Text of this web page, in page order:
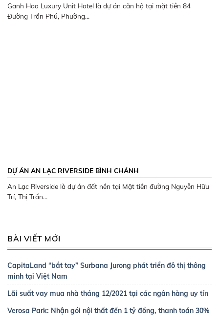
Ganh Hao Luxury Unit Hotel là dự án căn hộ tại mặt tiền 84
Đường Trần Phú, Phường...
DỰ ÁN AN LẠC RIVERSIDE BÌNH CHÁNH
An Lạc Riverside là dự án đất nền tại Mặt tiền đường Nguyễn Hữu
Trí, Thị Trấn...
BÀI VIẾT MỚI
CapitaLand “bắt tay” Surbana Jurong phát triển đô thị thông
minh tại Việt Nam
Lãi suất vay mua nhà tháng 12/2021 tại các ngân hàng uy tín
Verosa Park: Nhận gói nội thất đến 1 tỷ đồng, thanh toán 30%